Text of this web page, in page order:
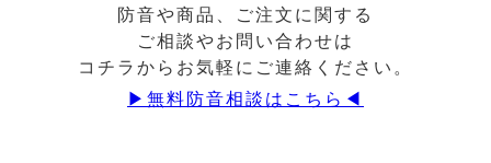
防音や商品、ご注文に関する
ご相談やお問い合わせは
コチラからお気軽にご連絡ください。
▶︎無料防音相談はこちら◀︎